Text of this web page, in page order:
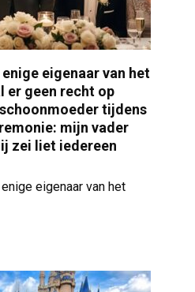
eigenaar van het
er geen recht op
schoonmoeder tijdens
mijn vader
zei liet iedereen
eigenaar van het